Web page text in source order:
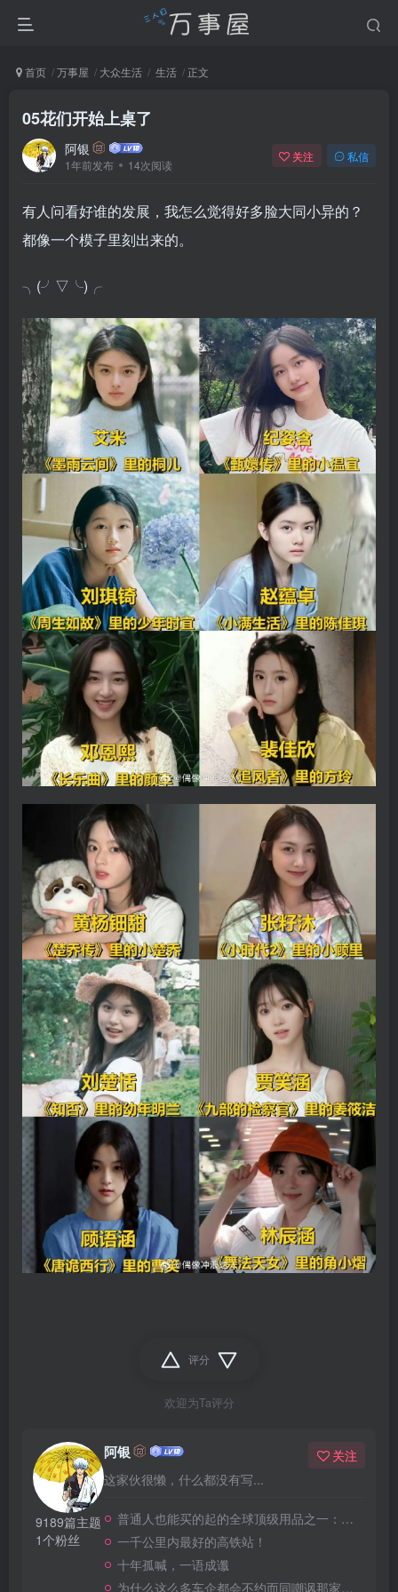
首页 万事屋 大众生活 生活 正文
05花们开始上桌了
阿银
1年前发布 14次阅读
关注 私信
有人问看好谁的发展，我怎么觉得好多脸大同小异的？
都像一个模子里刻出来的。
╮(╯▽╰)╭
评分
欢迎为Ta评分
9189篇主题
1个粉丝
阿银
这家伙很懒，什么都没有写...
关注
普通人也能买的起的全球顶级用品之一：WD-40润滑除锈剂！
一千公里内最好的高铁站！
十年孤喊，一语成谶
为什么这么多车企都会不约而同嘲讽那家说不得的车企？